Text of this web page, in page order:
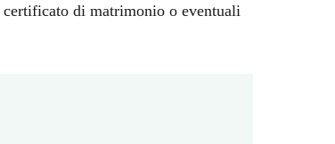
di matrimonio o eventuali